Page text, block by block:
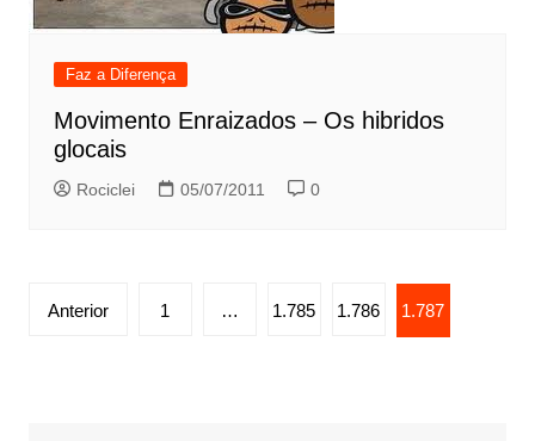
Faz a Diferença
Movimento Enraizados – Os hibridos
glocais
Rociclei 05/07/2011 0
Paginação
Anterior 1 … 1.785 1.786 1.787